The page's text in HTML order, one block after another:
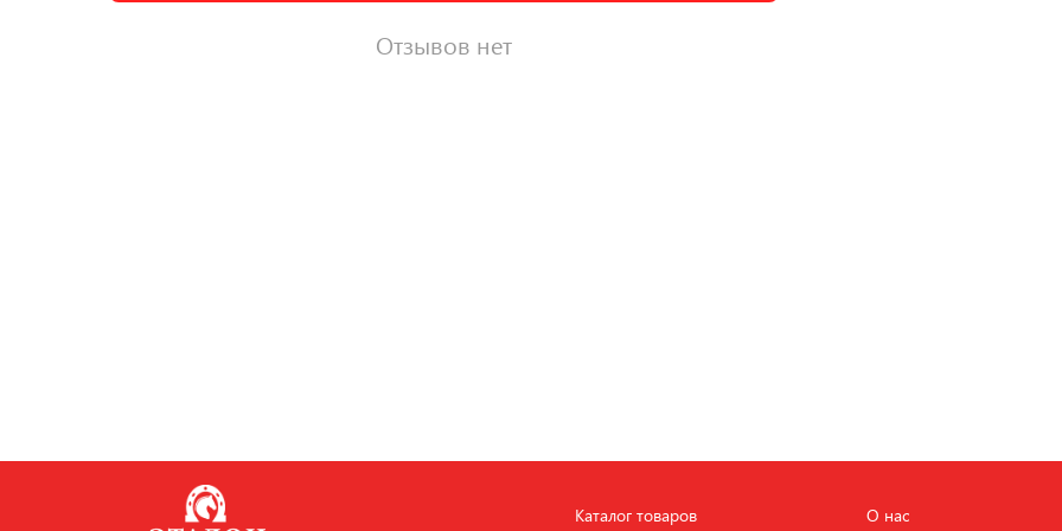
Отзывов нет
Каталог товаров О нас